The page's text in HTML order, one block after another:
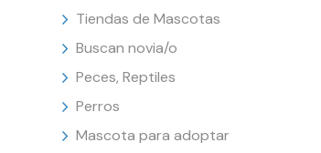
Tiendas de Mascotas
Buscan novia/o
Peces, Reptiles
Perros
Mascota para adoptar